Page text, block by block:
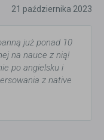
21 października 2023
już ponad 10
na nauce z nią!
po angielsku i
z native